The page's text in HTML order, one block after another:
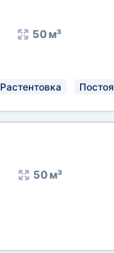
50 м³
Растентовка
50 м³